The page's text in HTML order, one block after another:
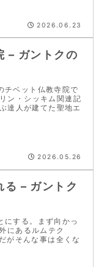
2026.06.23
– ガントクの
チベット仏教寺院で
ン・シッキム関連記
達人が建てた聖地エ
2026.05.26
る – ガントク
にする。まず向かっ
にあるルムテク
がそんな事は全くな